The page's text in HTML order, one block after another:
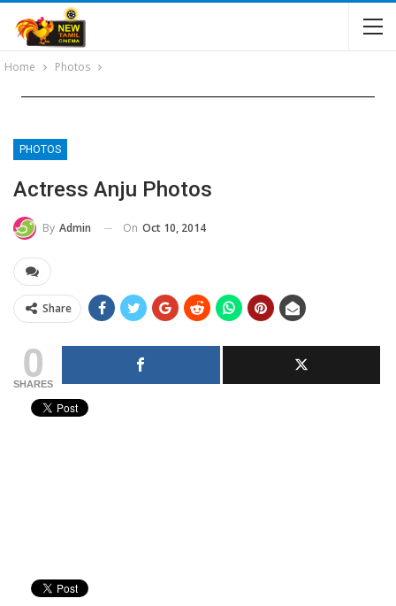
Home Photos
PHOTOS
Actress Anju Photos
By Admin On Oct 10, 2014
Share
0
SHARES